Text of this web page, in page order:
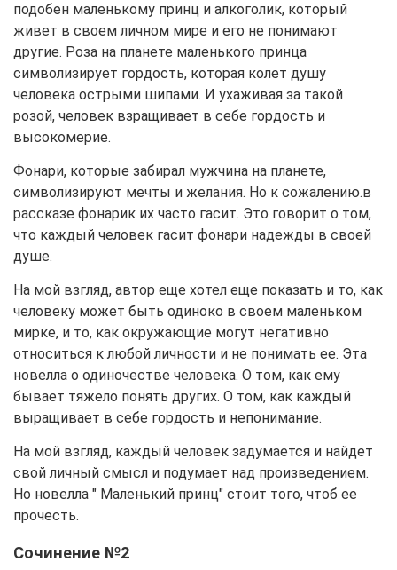
подобен маленькому принц и алкоголик, который
живет в своем личном мире и его не понимают
другие. Роза на планете маленького принца
символизирует гордость, которая колет душу
человека острыми шипами. И ухаживая за такой
розой, человек взращивает в себе гордость и
высокомерие.
Фонари, которые забирал мужчина на планете,
символизируют мечты и желания. Но к сожалению.в
рассказе фонарик их часто гасит. Это говорит о том,
что каждый человек гасит фонари надежды в своей
душе.
На мой взгляд, автор еще хотел еще показать и то, как
человеку может быть одиноко в своем маленьком
мирке, и то, как окружающие могут негативно
относиться к любой личности и не понимать ее. Эта
новелла о одиночестве человека. О том, как ему
бывает тяжело понять других. О том, как каждый
выращивает в себе гордость и непонимание.
На мой взгляд, каждый человек задумается и найдет
свой личный смысл и подумает над произведением.
Но новелла " Маленький принц" стоит того, чтоб ее
прочесть.
Сочинение №2